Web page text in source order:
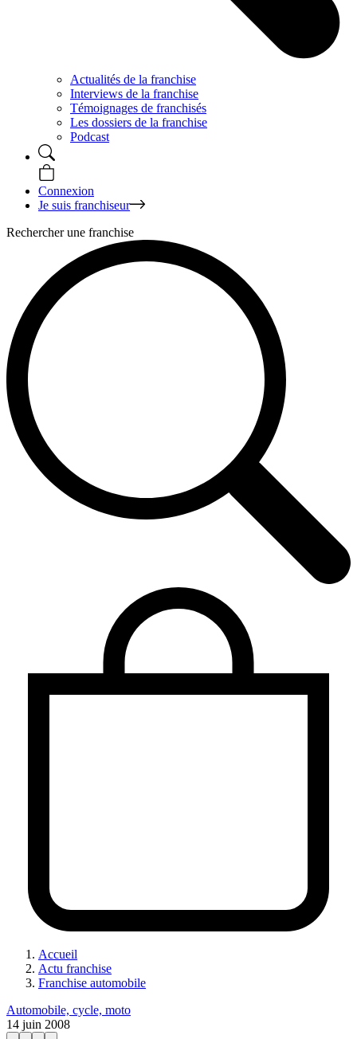
Actualités de la franchise
Interviews de la franchise
Témoignages de franchisés
Les dossiers de la franchise
Podcast
Connexion
Je suis franchiseur
Rechercher une franchise
Accueil
Actu franchise
Franchise automobile
Automobile, cycle, moto
14 juin 2008